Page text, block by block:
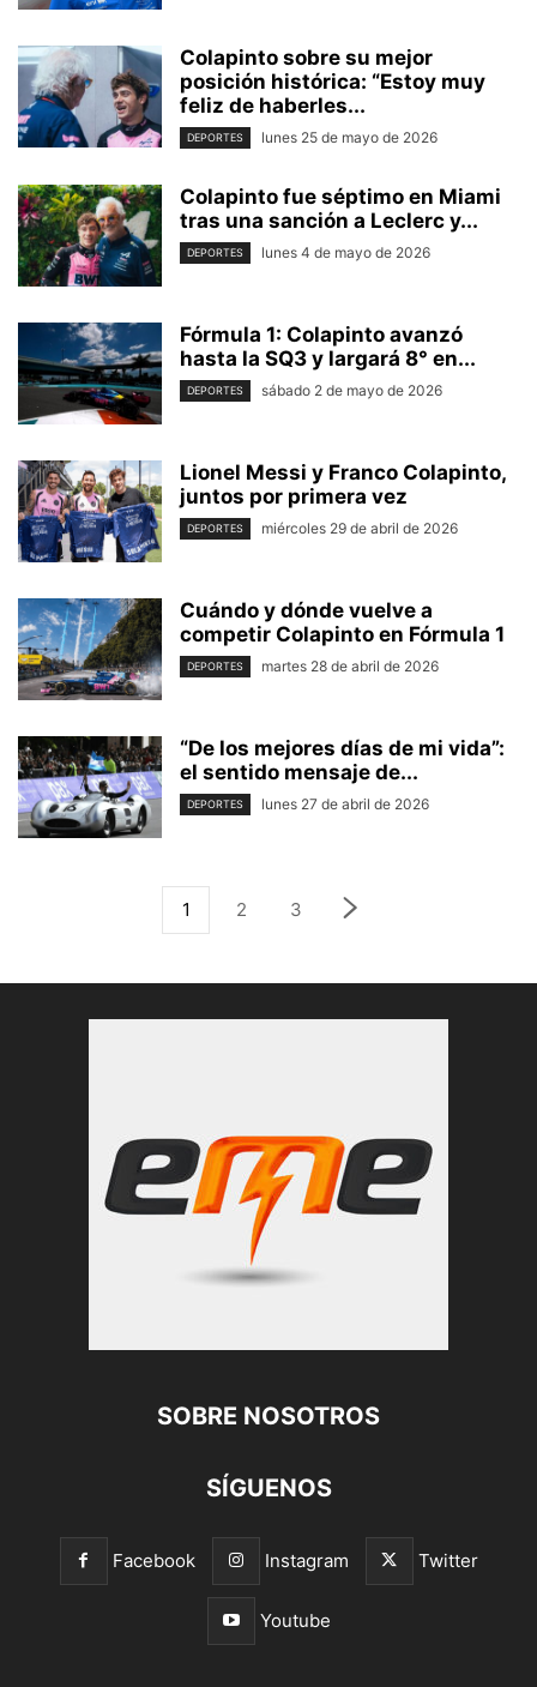
Colapinto sobre su mejor
posición histórica: “Estoy muy
feliz de haberles...
DEPORTES lunes 25 de mayo de 2026
Colapinto fue séptimo en Miami
tras una sanción a Leclerc y...
DEPORTES lunes 4 de mayo de 2026
Fórmula 1: Colapinto avanzó
hasta la SQ3 y largará 8° en...
DEPORTES sábado 2 de mayo de 2026
Lionel Messi y Franco Colapinto,
juntos por primera vez
DEPORTES miércoles 29 de abril de 2026
Cuándo y dónde vuelve a
competir Colapinto en Fórmula 1
DEPORTES martes 28 de abril de 2026
“De los mejores días de mi vida”:
el sentido mensaje de...
DEPORTES lunes 27 de abril de 2026
1 2 3
SOBRE NOSOTROS
SÍGUENOS
Facebook Instagram Twitter
Youtube